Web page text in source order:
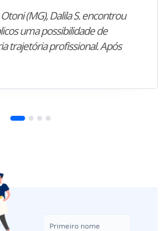
(MG), Dalila S. encontrou
uma possibilidade de
trajetória profissional. Após